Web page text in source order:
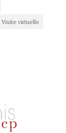
Visite virtuelle